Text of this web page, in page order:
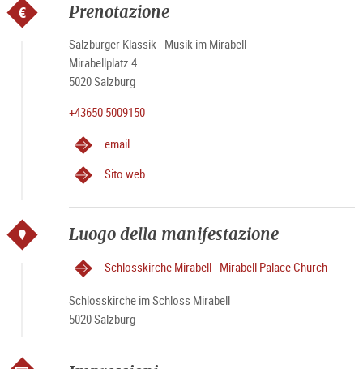
Prenotazione
Salzburger Klassik - Musik im Mirabell
Mirabellplatz 4
5020 Salzburg
+43650 5009150
email
Sito web
Luogo della manifestazione
Schlosskirche Mirabell - Mirabell Palace Church
Schlosskirche im Schloss Mirabell
5020 Salzburg